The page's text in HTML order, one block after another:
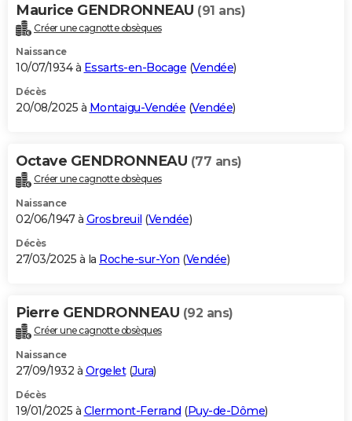
Maurice GENDRONNEAU (91 ans)
Créer une cagnotte obsèques
Naissance
10/07/1934 à Essarts-en-Bocage (Vendée)
Décès
20/08/2025 à Montaigu-Vendée (Vendée)
Octave GENDRONNEAU (77 ans)
Créer une cagnotte obsèques
Naissance
02/06/1947 à Grosbreuil (Vendée)
Décès
27/03/2025 à la Roche-sur-Yon (Vendée)
Pierre GENDRONNEAU (92 ans)
Créer une cagnotte obsèques
Naissance
27/09/1932 à Orgelet(Jura)
Décès
19/01/2025 à Clermont-Ferrand (Puy-de-Dôme)